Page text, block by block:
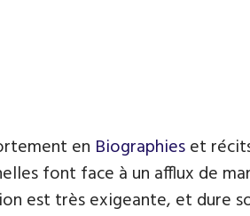
en Biographieset
font face à un afflux de
est très exigeante, et dure